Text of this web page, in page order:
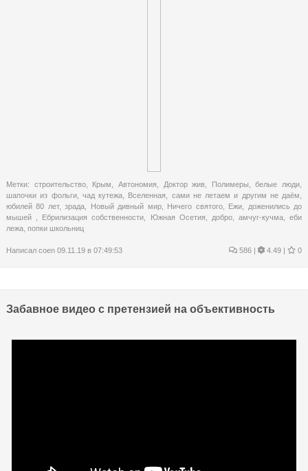
Метки: строительство, Крым Автономия Доктор жив Полимеры ,белые люди
шапочки из фольги, чад кутежа Вселенная сами не летаем и другим не даём
юбилей 80 лет,зрада Новый дивный мир, Ничего святого, Ежи
доженились до
мышей
Ебрилизация собственности Южная Осетия добро, амчуг-кучма, еби
лежа попки школьниц
Написал coen 09.11.19 в 07:49:53 586 | 4.49 | 0
Забавное видео с претензией на объективность